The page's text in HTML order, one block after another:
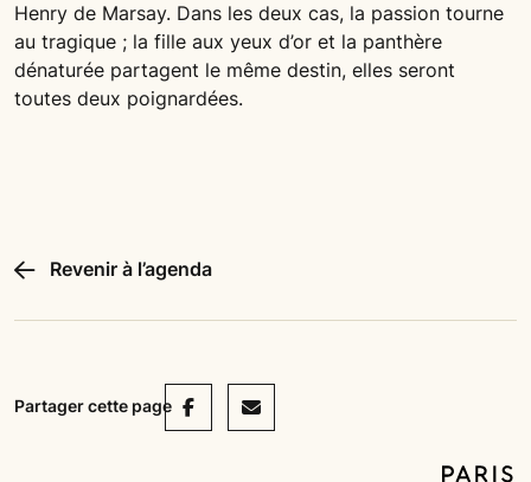
Henry de Marsay. Dans les deux cas, la passion tourne
au tragique ; la fille aux yeux d’or et la panthère
dénaturée partagent le même destin, elles seront
toutes deux poignardées.
Revenir à l’agenda
Partager cette pageFacebook
Mail